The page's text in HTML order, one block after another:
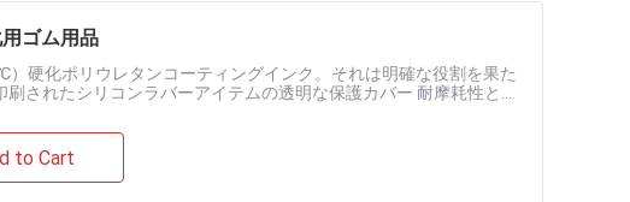
ゴム用品
硬化ポリウレタンコーティングインク。それは明確な役割を果た
されたシリコンラバーアイテムの透明な保護カバー 耐摩耗性と高
to Cart